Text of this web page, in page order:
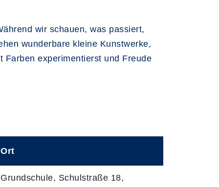
wir schauen, was passiert,
wunderbare kleine Kunstwerke,
Farben experimentierst und Freude
Ort
Grundschule, Schulstraße 18,